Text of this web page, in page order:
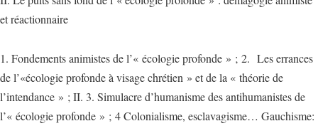
et réactionnaire
1. Fondements animistes de l’« écologie profonde » ; 2. Les errances
de l’«écologie profonde à visage chrétien » et de la « théorie de
l’intendance » ; II. 3. Simulacre d’humanisme des antihumanistes de
l’« écologie profonde » ; 4 Colonialisme, esclavagisme… Gauchisme: